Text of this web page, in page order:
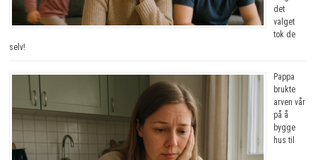
det
valget
tok de
selv!
Pappa
brukte
arven vår
på å
bygge
hus til